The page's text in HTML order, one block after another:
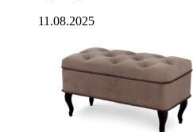
11.08.2025